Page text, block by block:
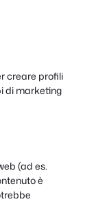
creare profili
di marketing
(ad es.
è